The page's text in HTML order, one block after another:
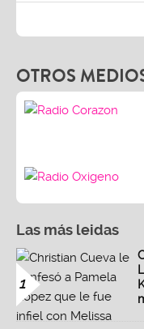
OTROS
Las más leidas
1